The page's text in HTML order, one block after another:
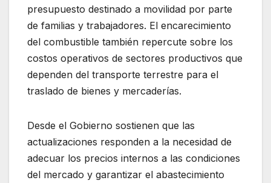
presupuesto destinado a movilidad por parte
de familias y trabajadores. El encarecimiento
del combustible también repercute sobre los
costos operativos de sectores productivos que
dependen del transporte terrestre para el
traslado de bienes y mercaderías.
Desde el Gobierno sostienen que las
actualizaciones responden a la necesidad de
adecuar los precios internos a las condiciones
del mercado y garantizar el abastecimiento